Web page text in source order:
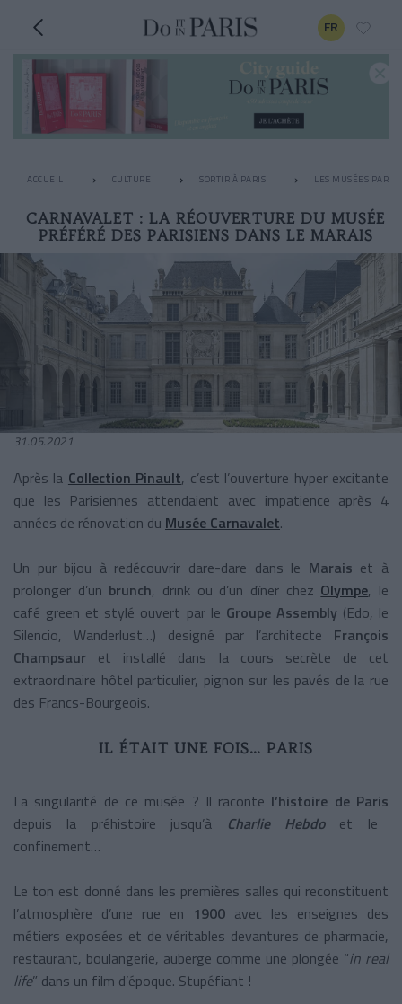
FR
ACCUEIL CULTURE SORTIR À PARIS LES MUSÉES
CARNAVALET : LA RÉOUVERTURE DU MUSÉE
PRÉFÉRÉ DES PARISIENS DANS LE MARAIS
31.05.2021
Après la Collection Pinault, c’est l’ouverture hyper excitante
que les Parisiennes attendaient avec impatience après 4
années de rénovation du Musée Carnavalet.
Un pur bijou à redécouvrir dare-dare dans le Marais et à
prolonger d’un brunch, drink ou d’un dîner chez Olympe, le
café green et stylé ouvert par le Groupe Assembly (Edo, le
Silencio, Wanderlust…) designé par l’architecte François
Champsaur et installé dans la cours secrète de cet
extraordinaire hôtel particulier, pignon sur les pavés de la rue
des Francs-Bourgeois.
IL ÉTAIT UNE FOIS… PARIS
La singularité de ce musée ? Il raconte l’histoire de Paris
depuis la préhistoire jusqu’à
Charlie Hebdoet le
confinement…
Le ton est donné dans les premières salles qui reconstituent
l’atmosphère d’une rue en 1900 avec les enseignes des
métiers exposées et de véritables devantures de pharmacie,
restaurant, boulangerie, auberge comme une plongée “in real
life” dans un film d’époque. Stupéfiant !